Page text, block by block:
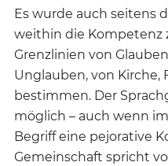
Es wurde auch seitens
weithin die Kompetenz
Grenzlinien von
Unglauben, von Kirche,
bestimmen. Der
möglich – auch wenn
Begriff eine pejorative
Gemeinschaft spricht